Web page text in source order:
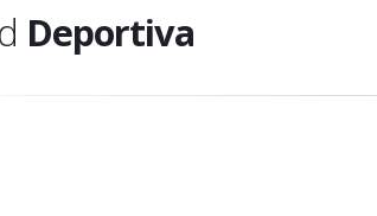
Deportiva